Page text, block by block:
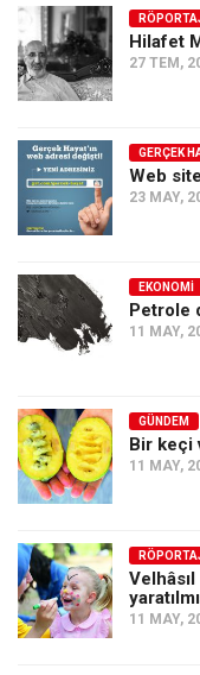
Hilafet
27 TEM,
GERÇEK
Web
23 MAY,
EKONOMI
Petrole
11 MAY,
GÜNDEM
Bir keçi
11 MAY,
11 MAY,